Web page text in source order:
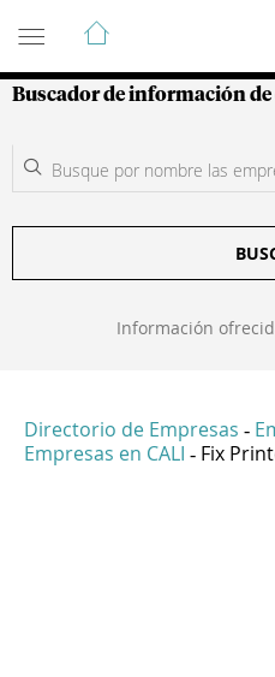
Guía de Empresas
Buscador de información de
Información
Directorio de Empresas -
Empresas en CALI - Fix